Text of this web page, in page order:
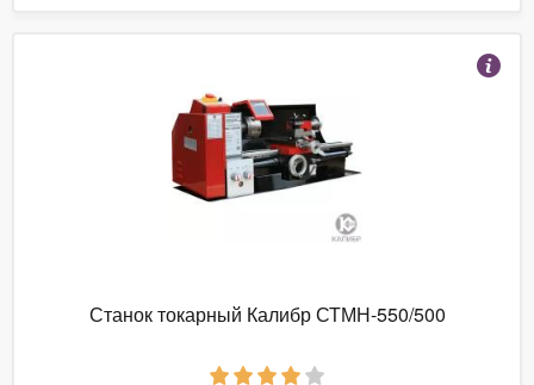
Станок токарный Калибр СТМН-550/500